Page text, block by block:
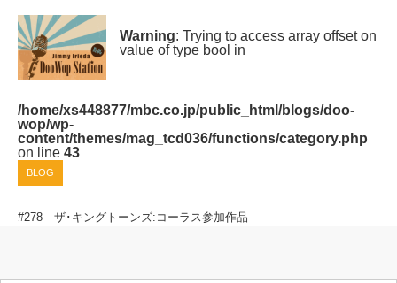
Warning: Trying to access array offset on
value of type bool in
/home/xs448877/mbc.co.jp/public_html/blogs/doo-
wop/wp-
content/themes/mag_tcd036/functions/category.php
on line 43
BLOG
#278 ザ･キングトーンズ:コーラス参加作品